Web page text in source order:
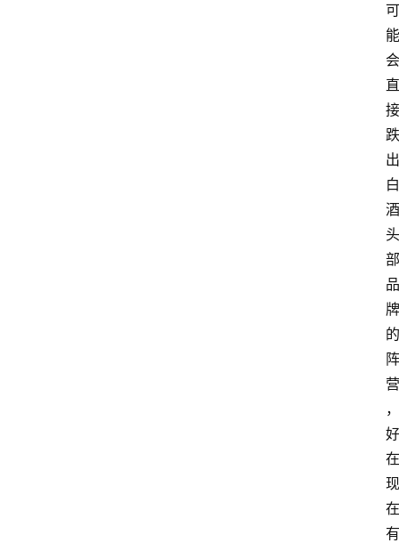
可
能
会
直
接
跌
出
白
酒
头
部
品
牌
的
阵
营
，
好
在
现
在
有